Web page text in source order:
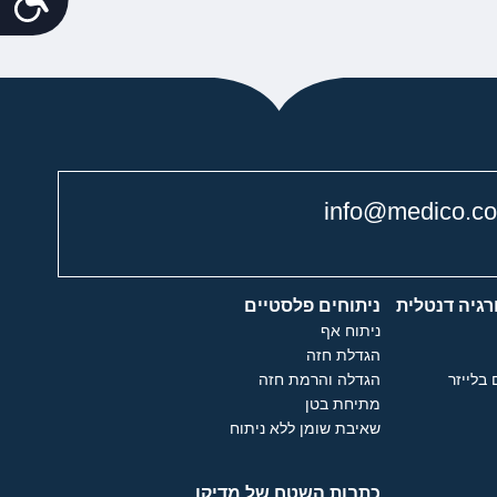
דנטלית
בלייזר
ניתוחים פלסטיים
ניתוח אף
הגדלת חזה
הגדלה והרמת חזה
מתיחת בטן
שאיבת שומן ללא ניתוח